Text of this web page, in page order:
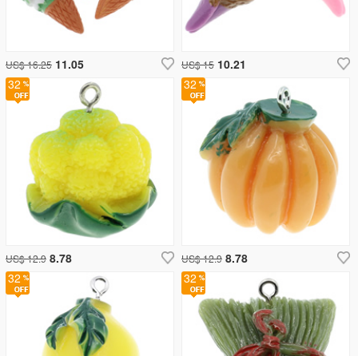
US$ 16.25 11.05 US$ 15 10.21
32
US$ 12.9 8.78
32
US$ 12.9 8.78
32
32